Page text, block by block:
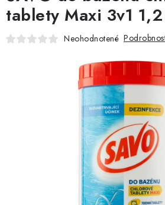
NÁRADIE
AUTO-MOTO
OBCHODNÉ PODMIENKY
HODNOTENIE OBCHODU
tablety Maxi 3v1
Neohodnotené